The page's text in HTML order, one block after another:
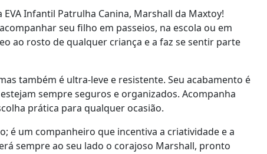
Infantil Patrulha Canina, Marshall da Maxtoy!
seu filho em passeios, na escola ou em
ao rosto de qualquer criança e a faz se sentir parte
também é ultra-leve e resistente. Seu acabamento é
sempre seguros e organizados. Acompanha
prática para qualquer ocasião.
é um companheiro que incentiva a criatividade e a
sempre ao seu lado o corajoso Marshall, pronto